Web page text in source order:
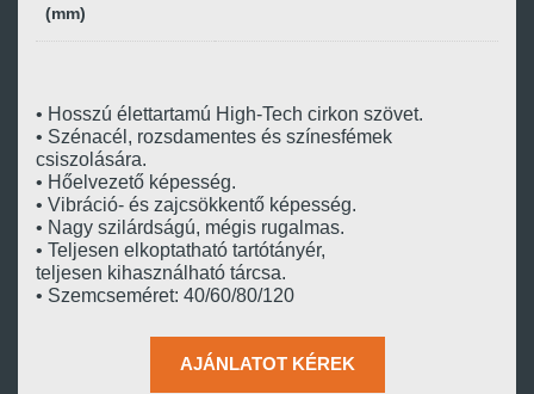
(mm)
• Hosszú élettartamú High-Tech cirkon szövet.
• Szénacél, rozsdamentes és színesfémek
csiszolására.
• Hőelvezető képesség.
• Vibráció- és zajcsökkentő képesség.
• Nagy szilárdságú, mégis rugalmas.
• Teljesen elkoptatható tartótányér,
teljesen kihasználható tárcsa.
• Szemcseméret: 40/60/80/120
AJÁNLATOT KÉREK